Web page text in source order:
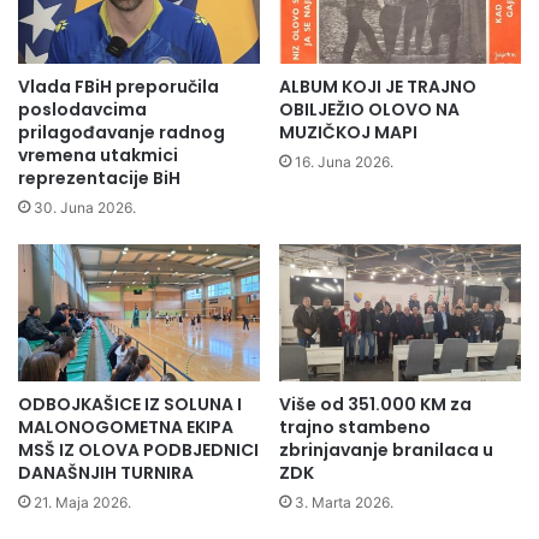
E
D
U
S
p
o
z
i
a
k
c
i
j
u
"
L
Vlada FBiH preporučila
poslodavcima
prilagođavanje radnog
vremena utakmici
reprezentacije BiH
30. Juna 2026.
ALBUM KOJI JE TRAJNO
OBILJEŽIO OLOVO NA
MUZIČKOJ MAPI
16. Juna 2026.
ODBOJKAŠICE IZ SOLUNA I
MALONOGOMETNA EKIPA
MSŠ IZ OLOVA PODBJEDNICI
DANAŠNJIH TURNIRA
21. Maja 2026.
Više od 351.000 KM za
trajno stambeno
zbrinjavanje branilaca u
ZDK
3. Marta 2026.